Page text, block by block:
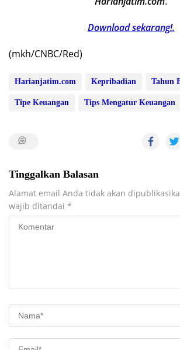
Download sekarang!.
(mkh/CNBC/Red)
Harianjatim.com Kepribadian Tahun
Tipe Keuangan Tips Mengatur Keuangan
Tinggalkan Balasan
Alamat email Anda tidak akan
wajib ditandai *